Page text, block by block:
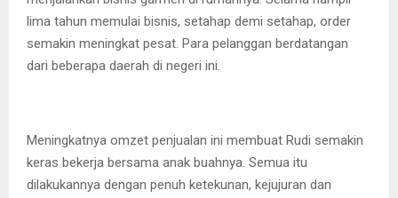
lima tahun memulai bisnis, setahap demi setahap, order
semakin meningkat pesat. Para pelanggan berdatangan
dari beberapa daerah di negeri ini.
Meningkatnya omzet penjualan ini membuat Rudi semakin
keras bekerja bersama anak buahnya. Semua itu
dilakukannya dengan penuh ketekunan, kejujuran dan